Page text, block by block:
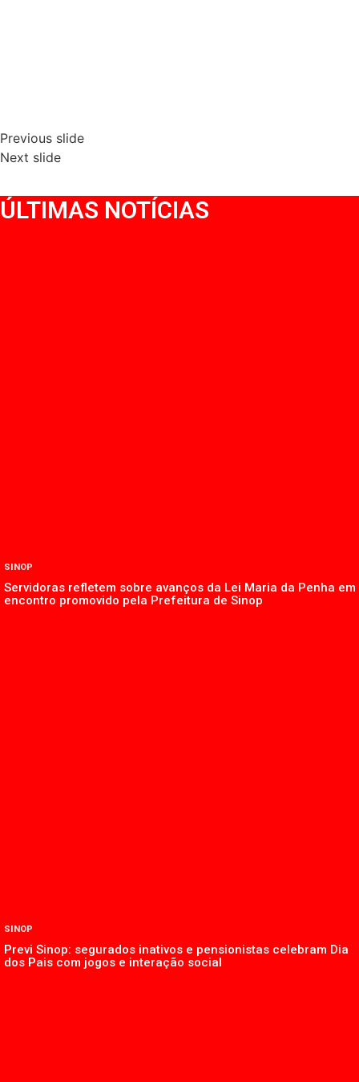
Previous slide
Next slide
ÚLTIMAS NOTÍCIAS
SINOP
Servidoras refletem sobre avanços da Lei Maria da Penha em
encontro promovido pela Prefeitura de Sinop
SINOP
Previ Sinop: segurados inativos e pensionistas celebram Dia
dos Pais com jogos e interação social